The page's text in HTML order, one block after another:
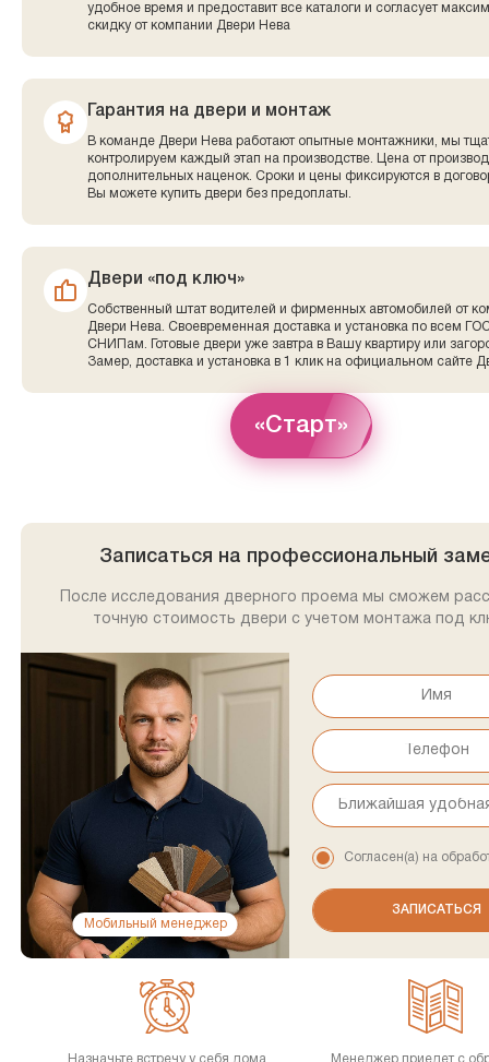
удобное время и предоставит все каталоги и согласует
скидку от компании Двери Нева
Гарантия на двери и монтаж
В команде Двери Нева работают опытные монтажники, мы
контролируем каждый этап на производстве. Цена от
дополнительных наценок. Сроки и цены фиксируются в
Вы можете купить двери без предоплаты.
Двери «под ключ»
Собственный штат водителей и фирменных автомобилей от
Двери Нева. Своевременная доставка и установка по всем
СНИПам. Готовые двери уже завтра в Вашу квартиру или
Замер, доставка и установка в 1 клик на официальном сайте
«Старт»
Записаться на профессиональный
После исследования дверного проема мы сможем
точную стоимость двери с учетом монтажа под
Мобильный менеджер
Согласен(а) на
Назначьте встречу у себя дома
Менеджер приедет с